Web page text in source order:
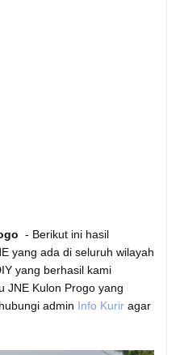
- Berikut ini hasil
yang ada di seluruh wilayah
yang berhasil kami
JNE Kulon Progo yang
admin Info Kurir agar